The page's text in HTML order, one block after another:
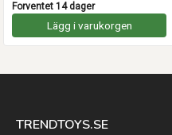
Forventet 14 dager
Lägg i varukorgen
TRENDTOYS.SE